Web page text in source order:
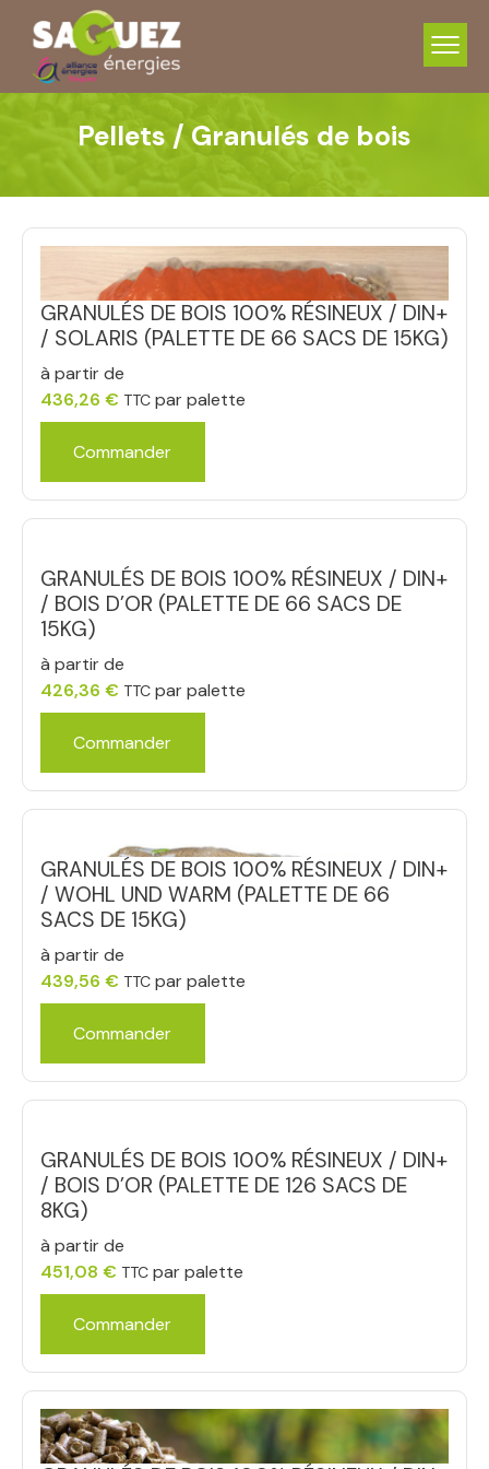
Pellets / Granulés de bois
GRANULÉS DE BOIS 100% RÉSINEUX / DIN+
/ SOLARIS (PALETTE DE 66 SACS DE 15KG)
à partir de
436,26 € TTC par palette
Commander
GRANULÉS DE BOIS 100% RÉSINEUX / DIN+
/ BOIS D’OR (PALETTE DE 66 SACS DE
15KG)
à partir de
426,36 € TTC par palette
Commander
GRANULÉS DE BOIS 100% RÉSINEUX / DIN+
/ WOHL UND WARM (PALETTE DE 66
SACS DE 15KG)
à partir de
439,56 € TTC par palette
Commander
GRANULÉS DE BOIS 100% RÉSINEUX / DIN+
/ BOIS D’OR (PALETTE DE 126 SACS DE
8KG)
à partir de
451,08 € TTC par palette
Commander